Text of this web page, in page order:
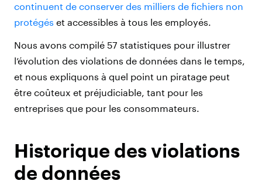
continuent de conserver des milliers de fichiers non
protégés et accessibles à tous les employés.
Nous avons compilé 57 statistiques pour illustrer
l’évolution des violations de données dans le temps,
et nous expliquons à quel point un piratage peut
être coûteux et préjudiciable, tant pour les
entreprises que pour les consommateurs.
Historique des violations
de données